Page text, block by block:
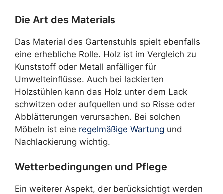
Die Art des Materials
Das Material des Gartenstuhls spielt ebenfalls
eine erhebliche Rolle. Holz ist im Vergleich zu
Kunststoff oder Metall anfälliger für
Umwelteinflüsse. Auch bei lackierten
Holzstühlen kann das Holz unter dem Lack
schwitzen oder aufquellen und so Risse oder
Abblätterungen verursachen. Bei solchen
Möbeln ist eine regelmäßige Wartung und
Nachlackierung wichtig.
Wetterbedingungen und Pflege
Ein weiterer Aspekt, der berücksichtigt werden